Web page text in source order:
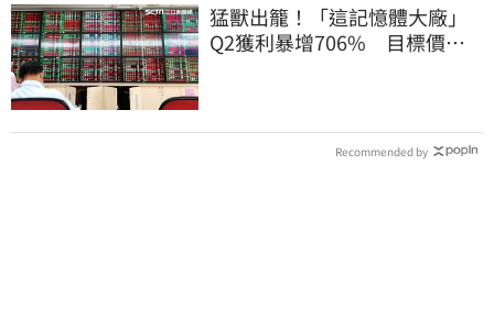
猛獸出籠！「這記憶體大廠」
Q2獲利暴增706% 目標價上
Recommended by